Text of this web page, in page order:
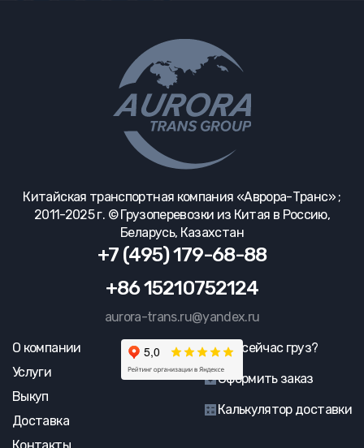
Китайская транспортная компания «Аврора-Транс» ;
2011-2025 г. © Грузоперевозки из Китая в Россию,
Беларусь, Казахстан
+7 (495) 179-68-88
+86 15210752124
aurora-trans.ru@yandex.ru
О компании
Услуги
Выкуп
Доставка
Где сейчас груз?
Оформить заказ
Калькулятор доставки